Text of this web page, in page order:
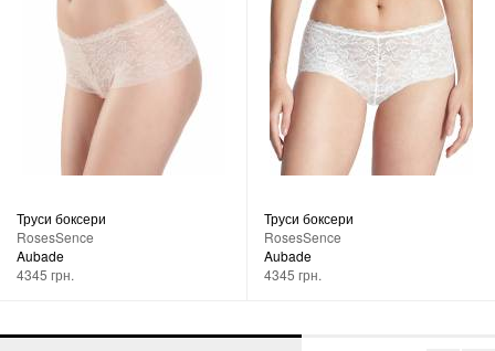
Труси боксери
RosesSence
Aubade
4345 грн.
Труси боксери
RosesSence
Aubade
4345 грн.